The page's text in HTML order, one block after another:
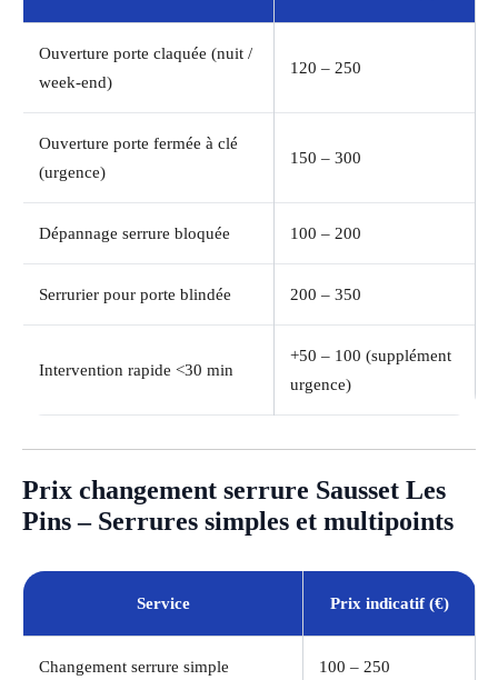
Ouverture porte claquée (nuit /
week-end)
120 – 250
Ouverture porte fermée à clé
(urgence)
150 – 300
Dépannage serrure bloquée 100 – 200
Serrurier pour porte blindée 200 – 350
Intervention rapide <30 min
+50 – 100 (supplément
urgence)
Prix changement serrure Sausset Les
Pins – Serrures simples et multipoints
Service Prix indicatif (€)
Changement serrure simple 100 – 250